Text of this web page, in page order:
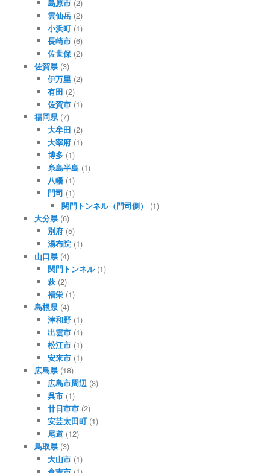
島原市 (2)
雲仙岳 (2)
小浜町 (1)
長崎市 (6)
佐世保 (2)
佐賀県(3)
伊万里 (2)
有田 (2)
佐賀市 (1)
福岡県(7)
大牟田 (2)
大宰府 (1)
博多 (1)
糸島半島 (1)
八幡 (1)
門司 (1)
関門トンネル（門司側）
(1)
大分県(6)
別府 (5)
湯布院 (1)
山口県(4)
関門トンネル(1)
萩 (2)
福栄 (1)
島根県(4)
津和野 (1)
出雲市 (1)
松江市 (1)
安来市 (1)
広島県(18)
広島市周辺 (3)
呉市 (1)
廿日市市 (2)
安芸太田町 (1)
尾道 (12)
鳥取県(3)
大山市 (1)